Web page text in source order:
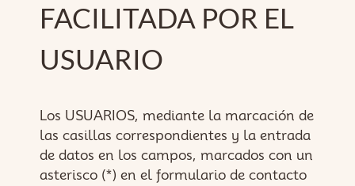
FACILITADA POR EL
USUARIO
Los USUARIOS, mediante la marcación de
las casillas correspondientes y la entrada
de datos en los campos, marcados con un
asterisco (*) en el formulario de contacto